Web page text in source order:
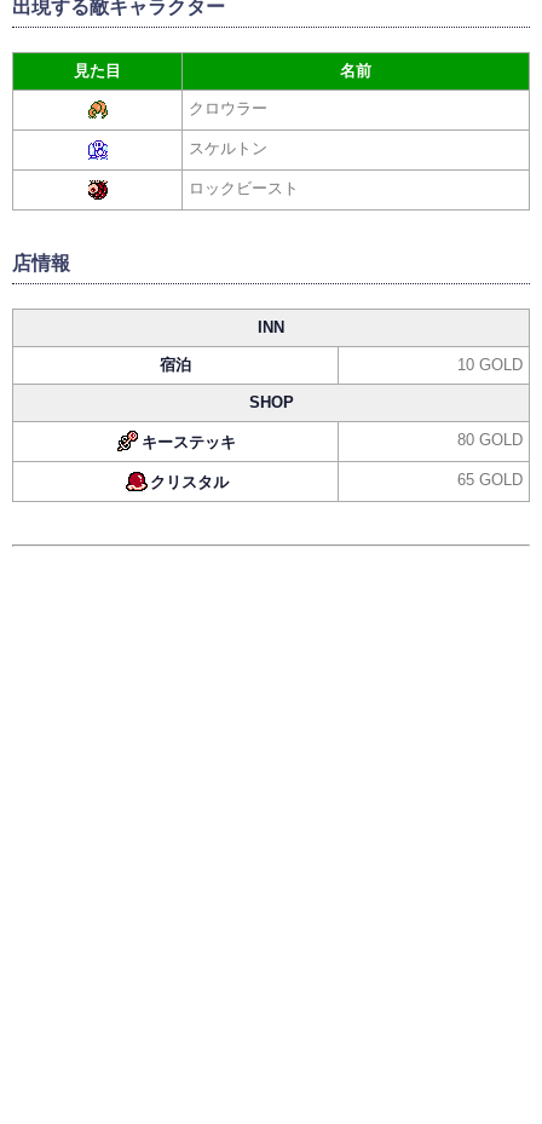
出現する敵キャラクター
見た目 名前
クロウラー
スケルトン
ロックビースト
店情報
INN
宿泊 10 GOLD
SHOP
キーステッキ 80 GOLD
クリスタル 65 GOLD